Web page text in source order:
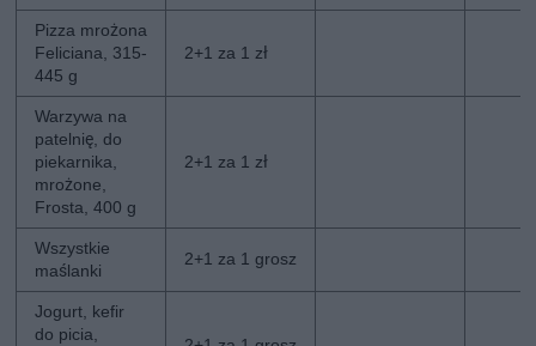
Pizza mrożona
Feliciana, 315-
445 g
2+1 za 1 zł
Warzywa na
patelnię, do
piekarnika,
mrożone,
Frosta, 400 g
2+1 za 1 zł
Wszystkie
maślanki
2+1 za 1 grosz
Jogurt, kefir
do picia,